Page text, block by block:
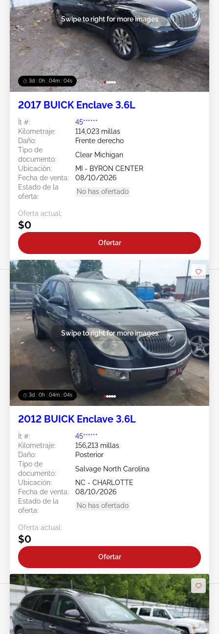
3d : 0h : 04m : 02s
Swipe to right for more images
2017 BUICK Enclave 3.6L
Ít #:
45******
Kilometraje:
114,023 millas
Daño:
Frente derecho
Tipo de
documento:
Clear Michigan
Ubicación:
MI - BYRON CENTER
Fecha de venta:
08/10/2026
Estado de la
oferta:
No has ofertado
Oferta actual:
$0
Ofertar
3d : 0h : 04m : 02s
Swipe to right for more images
2012 BUICK Enclave 3.6L
Ít #:
45******
Kilometraje:
156,213 millas
Daño:
Posterior
Tipo de
documento:
Salvage North Carolina
Ubicación:
NC - CHARLOTTE
Fecha de venta:
08/10/2026
Estado de la
oferta:
No has ofertado
Oferta actual:
$0
Ofertar